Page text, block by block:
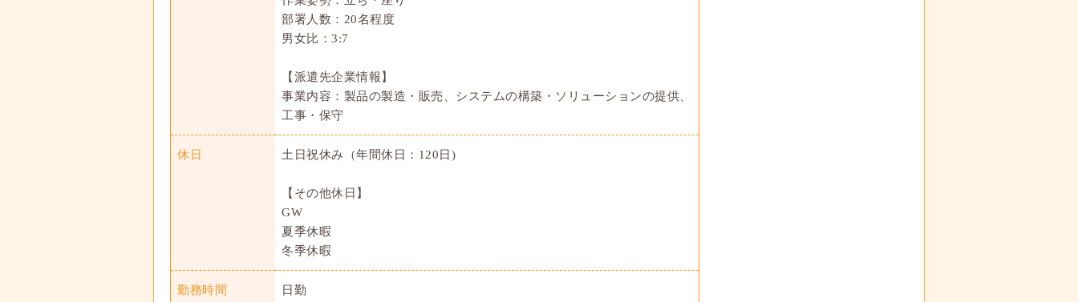
部署人数：20名程度
男女比：3:7
【派遣先企業情報】
事業内容：製品の製造・販売、システムの構築・ソリューションの提供、
工事・保守
休日 土日祝休み（年間休日：120日)
【その他休日】
GW
夏季休暇
冬季休暇
勤務時間
日勤